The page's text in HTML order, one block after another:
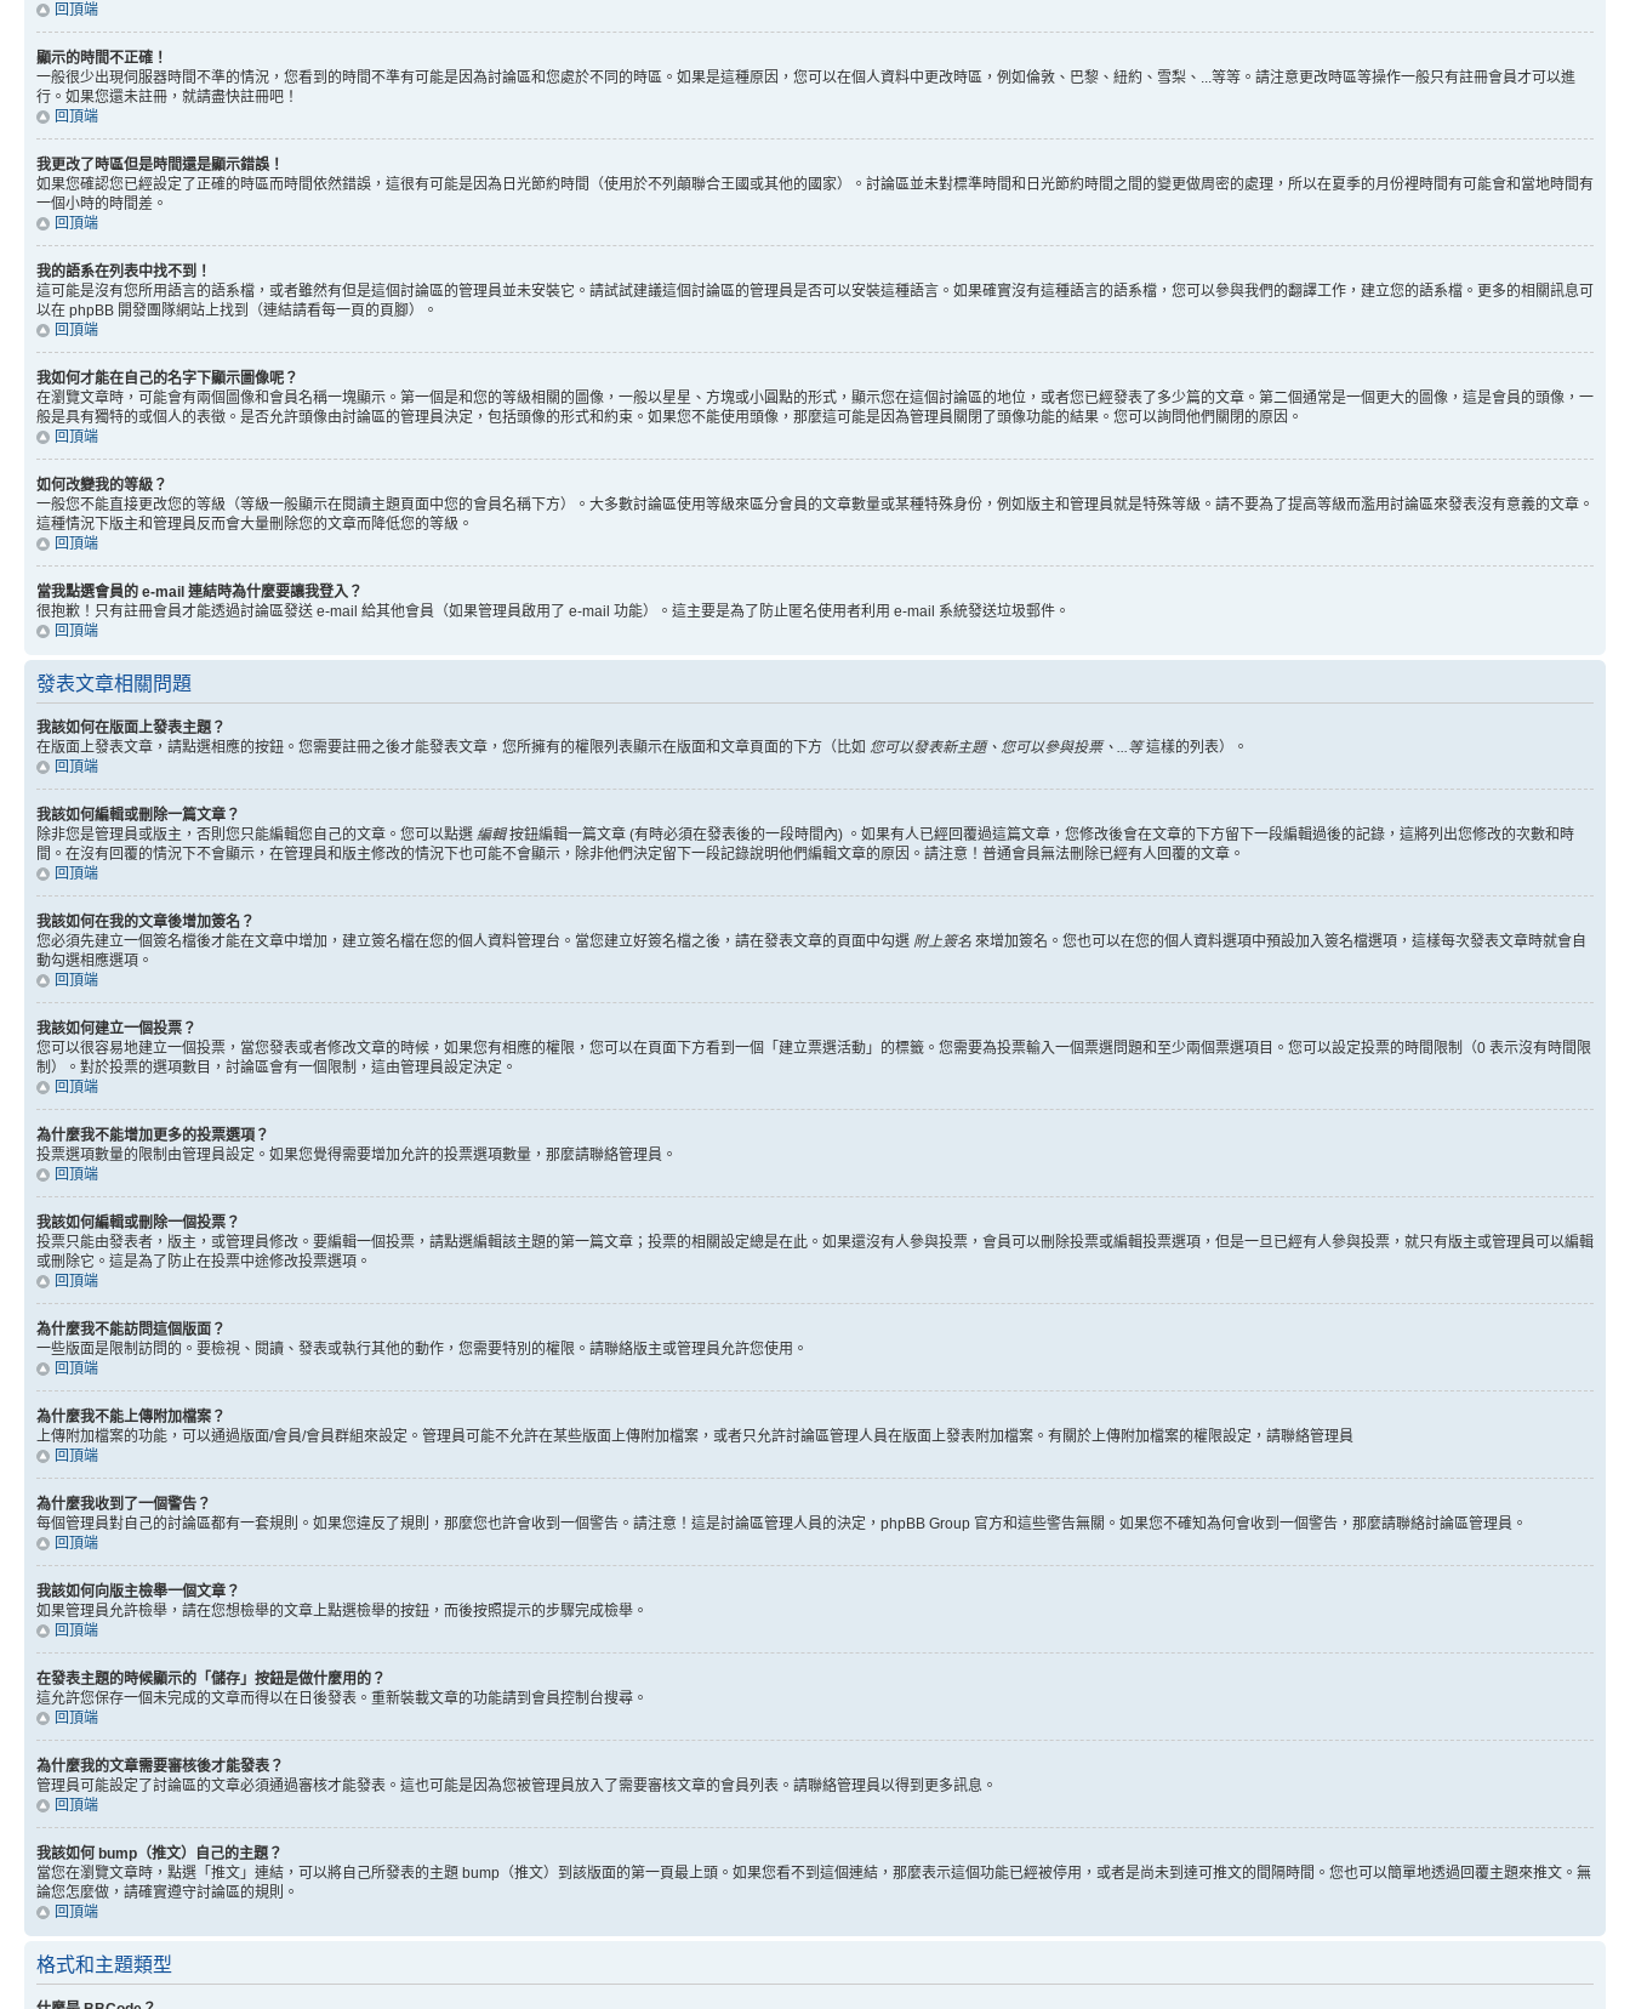
回頂端
顯示的時間不正確！
一般很少出現伺服器時間不準的情況，您看到的時間不準有可能是因為討論區和您處於不同的時區。如果是這種原因，您可以在個人資料中更改時區，例如倫敦、巴黎、紐約、雪梨、...等等。請注意更改時區等操作一般只有註冊會員才可以進
行。如果您還未註冊，就請盡快註冊吧！
回頂端
我更改了時區但是時間還是顯示錯誤！
如果您確認您已經設定了正確的時區而時間依然錯誤，這很有可能是因為日光節約時間（使用於不列顛聯合王國或其他的國家）。討論區並未對標準時間和日光節約時間之間的變更做周密的處理，所以在夏季的月份裡時間有可能會和當地時間有
一個小時的時間差。
回頂端
我的語系在列表中找不到！
這可能是沒有您所用語言的語系檔，或者雖然有但是這個討論區的管理員並未安裝它。請試試建議這個討論區的管理員是否可以安裝這種語言。如果確實沒有這種語言的語系檔，您可以參與我們的翻譯工作，建立您的語系檔。更多的相關訊息可
以在 phpBB 開發團隊網站上找到（連結請看每一頁的頁腳）。
回頂端
我如何才能在自己的名字下顯示圖像呢？
在瀏覽文章時，可能會有兩個圖像和會員名稱一塊顯示。第一個是和您的等級相關的圖像，一般以星星、方塊或小圓點的形式，顯示您在這個討論區的地位，或者您已經發表了多少篇的文章。第二個通常是一個更大的圖像，這是會員的頭像，一
般是具有獨特的或個人的表徵。是否允許頭像由討論區的管理員決定，包括頭像的形式和約束。如果您不能使用頭像，那麼這可能是因為管理員關閉了頭像功能的結果。您可以詢問他們關閉的原因。
回頂端
如何改變我的等級？
一般您不能直接更改您的等級（等級一般顯示在閱讀主題頁面中您的會員名稱下方）。大多數討論區使用等級來區分會員的文章數量或某種特殊身份，例如版主和管理員就是特殊等級。請不要為了提高等級而濫用討論區來發表沒有意義的文章。
這種情況下版主和管理員反而會大量刪除您的文章而降低您的等級。
回頂端
當我點選會員的 e-mail 連結時為什麼要讓我登入？
很抱歉！只有註冊會員才能透過討論區發送 e-mail 給其他會員（如果管理員啟用了 e-mail 功能）。這主要是為了防止匿名使用者利用 e-mail 系統發送垃圾郵件。
回頂端
發表文章相關問題
我該如何在版面上發表主題？
在版面上發表文章，請點選相應的按鈕。您需要註冊之後才能發表文章，您所擁有的權限列表顯示在版面和文章頁面的下方（比如 您可以發表新主題、您可以參與投票、...等這樣的列表）。
回頂端
我該如何編輯或刪除一篇文章？
除非您是管理員或版主，否則您只能編輯您自己的文章。您可以點選 編輯按鈕編輯一篇文章 (有時必須在發表後的一段時間內) 。如果有人已經回覆過這篇文章，您修改後會在文章的下方留下一段編輯過後的記錄，這將列出您修改的次數和時
間。在沒有回覆的情況下不會顯示，在管理員和版主修改的情況下也可能不會顯示，除非他們決定留下一段記錄說明他們編輯文章的原因。請注意！普通會員無法刪除已經有人回覆的文章。
回頂端
我該如何在我的文章後增加簽名？
您必須先建立一個簽名檔後才能在文章中增加，建立簽名檔在您的個人資料管理台。當您建立好簽名檔之後，請在發表文章的頁面中勾選 附上簽名 來增加簽名。您也可以在您的個人資料選項中預設加入簽名檔選項，這樣每次發表文章時就會自
動勾選相應選項。
回頂端
我該如何建立一個投票？
您可以很容易地建立一個投票，當您發表或者修改文章的時候，如果您有相應的權限，您可以在頁面下方看到一個「建立票選活動」的標籤。您需要為投票輸入一個票選問題和至少兩個票選項目。您可以設定投票的時間限制（0 表示沒有時間限
制）。對於投票的選項數目，討論區會有一個限制，這由管理員設定決定。
回頂端
為什麼我不能增加更多的投票選項？
投票選項數量的限制由管理員設定。如果您覺得需要增加允許的投票選項數量，那麼請聯絡管理員。
回頂端
我該如何編輯或刪除一個投票？
投票只能由發表者，版主，或管理員修改。要編輯一個投票，請點選編輯該主題的第一篇文章；投票的相關設定總是在此。如果還沒有人參與投票，會員可以刪除投票或編輯投票選項，但是一旦已經有人參與投票，就只有版主或管理員可以編輯
或刪除它。這是為了防止在投票中途修改投票選項。
回頂端
為什麼我不能訪問這個版面？
一些版面是限制訪問的。要檢視、閱讀、發表或執行其他的動作，您需要特別的權限。請聯絡版主或管理員允許您使用。
回頂端
為什麼我不能上傳附加檔案？
上傳附加檔案的功能，可以通過版面/會員/會員群組來設定。管理員可能不允許在某些版面上傳附加檔案，或者只允許討論區管理人員在版面上發表附加檔案。有關於上傳附加檔案的權限設定，請聯絡管理員
回頂端
為什麼我收到了一個警告？
每個管理員對自己的討論區都有一套規則。如果您違反了規則，那麼您也許會收到一個警告。請注意！這是討論區管理人員的決定，phpBB Group 官方和這些警告無關。如果您不確知為何會收到一個警告，那麼請聯絡討論區管理員。
回頂端
我該如何向版主檢舉一個文章？
如果管理員允許檢舉，請在您想檢舉的文章上點選檢舉的按鈕，而後按照提示的步驟完成檢舉。
回頂端
在發表主題的時候顯示的「儲存」按鈕是做什麼用的？
這允許您保存一個未完成的文章而得以在日後發表。重新裝載文章的功能請到會員控制台搜尋。
回頂端
為什麼我的文章需要審核後才能發表？
管理員可能設定了討論區的文章必須通過審核才能發表。這也可能是因為您被管理員放入了需要審核文章的會員列表。請聯絡管理員以得到更多訊息。
回頂端
我該如何 bump（推文）自己的主題？
當您在瀏覽文章時，點選「推文」連結，可以將自己所發表的主題 bump（推文）到該版面的第一頁最上頭。如果您看不到這個連結，那麼表示這個功能已經被停用，或者是尚未到達可推文的間隔時間。您也可以簡單地透過回覆主題來推文。無
論您怎麼做，請確實遵守討論區的規則。
回頂端
格式和主題類型